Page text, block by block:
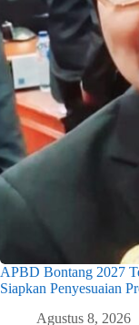
APBD Bontang 2027
Siapkan Penyesuaian
Agustus 8, 2026